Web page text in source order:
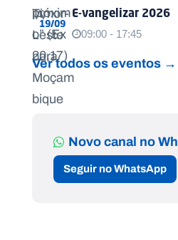
19/09
E-vangelizar 2026
09:00 - 17:45
Ver todos os eventos →
Novo canal no
Seguir no WhatsApp